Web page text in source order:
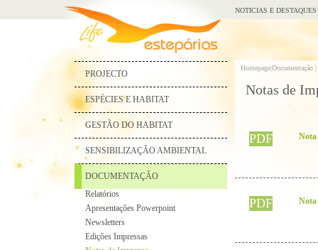
PROJECTO
ESPÉCIES E HABITAT
GESTÃO DO HABITAT
SENSIBILIZAÇÃO AMBIENTAL
DOCUMENTAÇÃO
Relatórios
Apresentações Powerpoint
Newsletters
Edições Impressas
NOTICIAS E DESTAQUES
Homepage|Documentação |
Notas de
PDF Nota
PDF Nota